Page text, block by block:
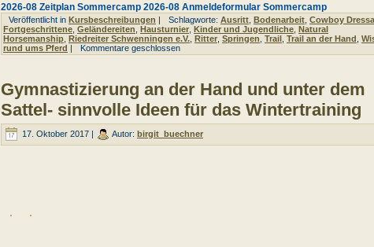
2026-08 Zeitplan Sommercamp 2026-08 Anmeldeformular Sommercamp
Veröffentlicht in Kursbeschreibungen | Schlagworte: Ausritt Bodenarbeit Cowboy
Fortgeschrittene Geländereiten Hausturnier Kinder und Jugendliche Natural
Horsemanship Riedreiter Schwenningen e.V. Ritter Springen Trail Trail an der Hand
rund ums Pferd | Kommentare geschlossen
Gymnastizierung an der Hand und unter dem
Sattel- sinnvolle Ideen für das Wintertraining
17. Oktober 2017 | Autor: birgit_buechner